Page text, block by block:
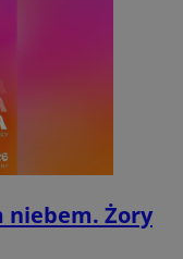
niebem. Żory